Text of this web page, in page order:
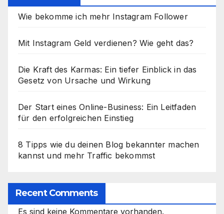
Wie bekomme ich mehr Instagram Follower
Mit Instagram Geld verdienen? Wie geht das?
Die Kraft des Karmas: Ein tiefer Einblick in das
Gesetz von Ursache und Wirkung
Der Start eines Online-Business: Ein Leitfaden
für den erfolgreichen Einstieg
8 Tipps wie du deinen Blog bekannter machen
kannst und mehr Traffic bekommst
Recent Comments
Es sind keine Kommentare vorhanden.